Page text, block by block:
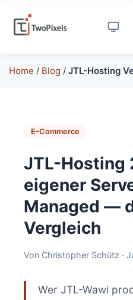
Home / Blog / JTL-Hosting
E-Commerce
JTL-Hosting
eigener
Managed —
Vergleich
Von Christopher Schütz ·
Wer JTL-Wawi